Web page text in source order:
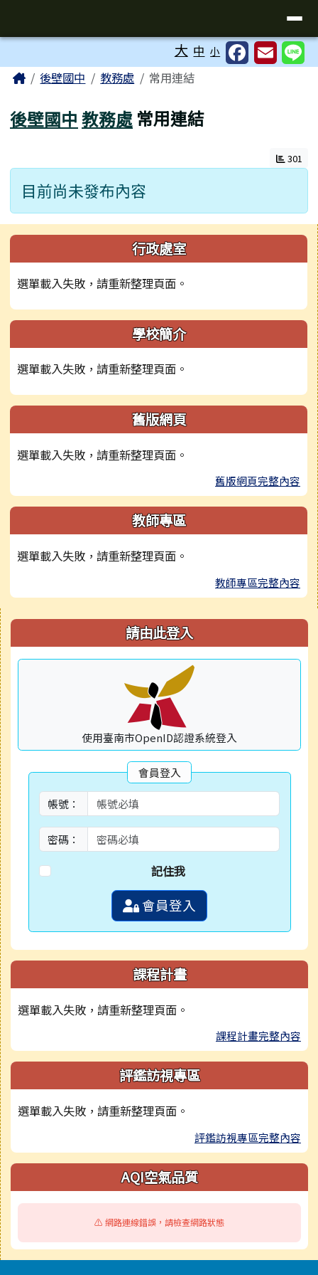
工具列 大 中 小
主內容區域
Home後壁國中 教務處 常用連結
後壁國中 教務處 常用連結
301
目前尚未發布內容
左邊區域內容 行政處室
選單載入失敗，請重新整理頁面。
學校簡介
選單載入失敗，請重新整理頁面。
舊版網頁
選單載入失敗，請重新整理頁面。
舊版網頁完整內容
教師專區
選單載入失敗，請重新整理頁面。
教師專區完整內容
右邊區域內容 請由此登入
使用臺南市OpenID認證系統登入
會員登入
帳號：
密碼：
記住我
會員登入
課程計畫
選單載入失敗，請重新整理頁面。
課程計畫完整內容
評鑑訪視專區
選單載入失敗，請重新整理頁面。
評鑑訪視專區完整內容
AQI空氣品質
⚠️ 網路連線錯誤，請檢查網路狀態
頁尾區域